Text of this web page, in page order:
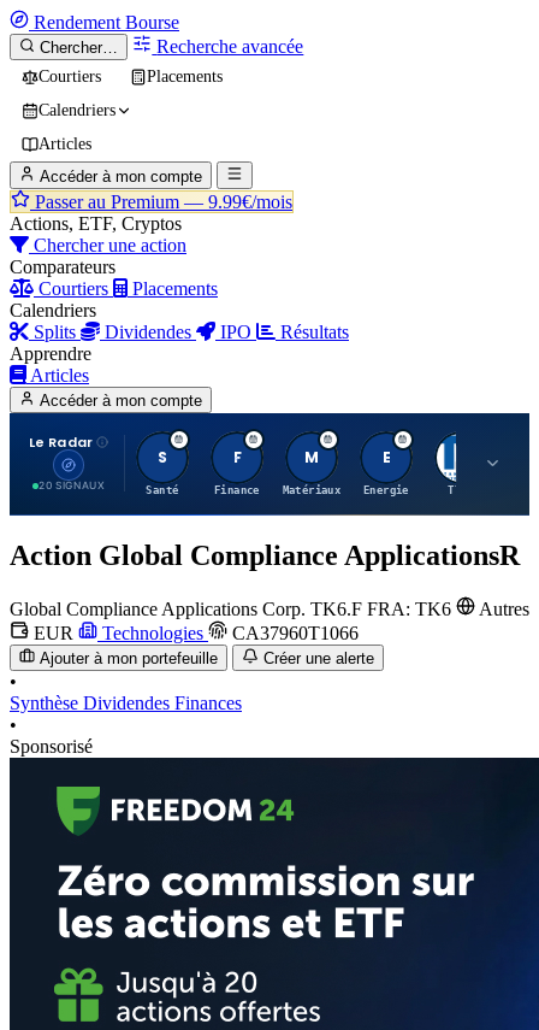
Rendement Bourse
Chercher… Recherche avancée
Courtiers
Placements
Calendriers
Articles
Accéder à mon compte
Passer au Premium — 9.99€/mois
Actions, ETF, Cryptos
Chercher une action
Comparateurs
Courtiers
Placements
Calendriers
Splits
Dividendes IPO
Résultats
Apprendre
Articles
Accéder à mon compte
Le Radar
20 SIGNAUX
S
Santé
F
Finance
M
Matériaux
E
Energie TTWO
Action Global Compliance ApplicationsR
Global Compliance Applications Corp. TK6.F FRA: TK6
Autres
EUR
Technologies CA37960T1066
Ajouter à mon portefeuille Créer une alerte
•
Synthèse Dividendes Finances
•
Sponsorisé